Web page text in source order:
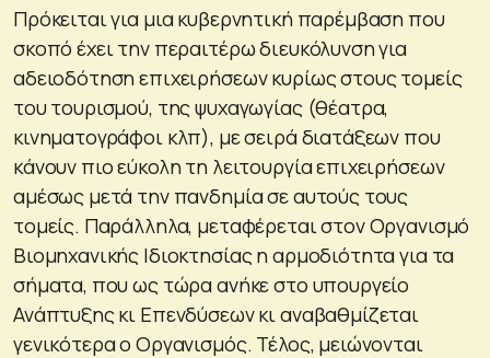
Πρόκειται για μια κυβερνητική παρέμβαση που
σκοπό έχει την περαιτέρω διευκόλυνση για
αδειοδότηση επιχειρήσεων κυρίως στους τομείς
του τουρισμού, της ψυχαγωγίας (θέατρα,
κινηματογράφοι κλπ), με σειρά διατάξεων που
κάνουν πιο εύκολη τη λειτουργία επιχειρήσεων
αμέσως μετά την πανδημία σε αυτούς τους
τομείς. Παράλληλα, μεταφέρεται στον Οργανισμό
Βιομηχανικής Ιδιοκτησίας η αρμοδιότητα για τα
σήματα, που ως τώρα ανήκε στο υπουργείο
Ανάπτυξης κι Επενδύσεων κι αναβαθμίζεται
γενικότερα ο Οργανισμός. Τέλος, μειώνονται